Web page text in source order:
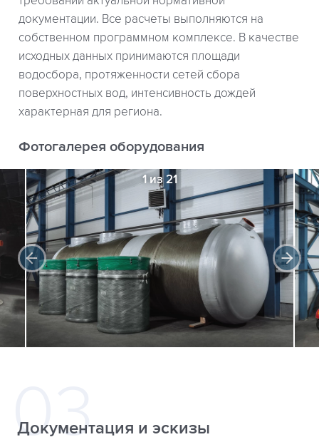
документации. Все расчеты выполняются на
собственном программном комплексе. В качестве
исходных данных принимаются площади
водосбора, протяженности сетей сбора
поверхностных вод, интенсивность дождей
характерная для региона.
Фотогалерея оборудования
1 из 21
Документация и эскизы